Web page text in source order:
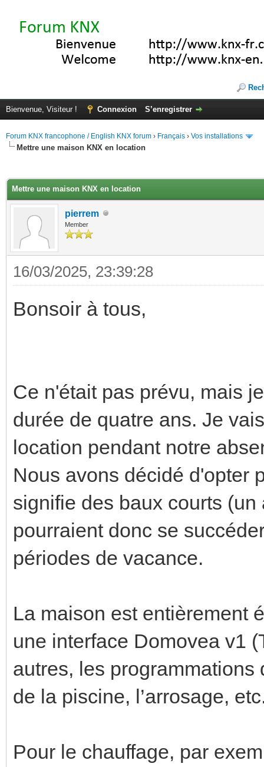
Bienvenue, Visiteur ! Connexion S’enregistrer
Forum KNX francophone / English KNX forum › Français › Vos installations
Mettre une maison KNX en location
Mettre une maison KNX en location
pierrem
Member
16/03/2025, 23:39:28
Bonsoir à tous,
Ce n'était pas prévu, mais
durée de quatre ans. Je
location pendant notre
Nous avons décidé d'opter
signifie des baux courts
pourraient donc se
périodes de vacance.
La maison est entièrement
une interface Domovea v1
autres, les
de la piscine, l’arrosage,
Pour le chauffage, par